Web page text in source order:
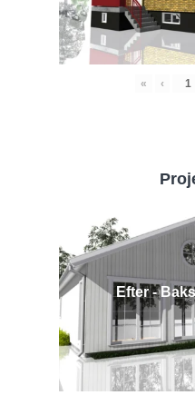
« ‹
Efter -